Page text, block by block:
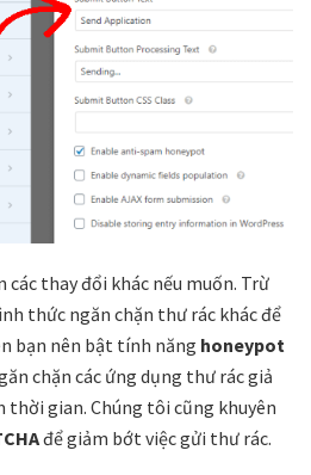
thay đổi khác nếu muốn. Trừ
thức ngăn chặn thư rác khác để
bạn nên bật tính năng honeypot
chặn các ứng dụng thư rác giả
thời gian. Chúng tôi cũng khuyên
để giảm bớt việc gửi thư rác.